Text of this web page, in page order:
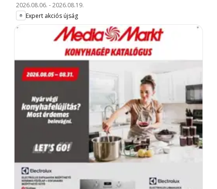
2026.08.06. -2026.08.19.
Expert akciós újság